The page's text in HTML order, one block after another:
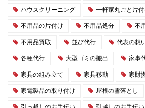
ハウスクリーニング 一軒家丸ごと片
不用品の片付け 不用品処分 不
不用品買取 並び代行 代表の想
各種代行 大型ゴミの搬出 家事
家具の組み立て 家具移動 家財
家電製品の取り付け 屋根の雪落とし